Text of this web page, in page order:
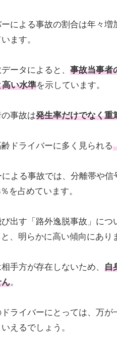
による事故の割合は年々
ます。
ータによると、 事故当事者
い水準を示しています。
事故は発生率だけでなく重
ドライバーに多く見られる
よる事故では、分離帯や
を占めています。
出す「路外逸脱事故」につ
、明らかに高い傾向にあり
手方が存在しないため、 自
。
ライバーにとっては、万
えるでしょう。